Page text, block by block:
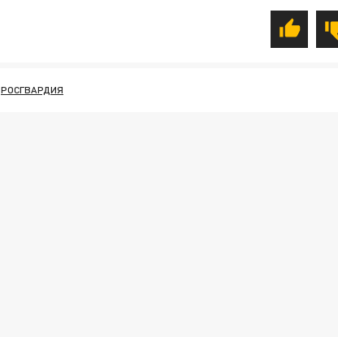
РОСГВАРДИЯ